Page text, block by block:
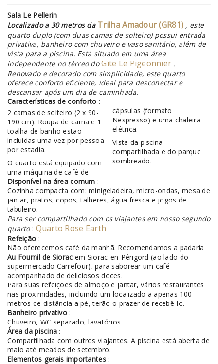
Sala Le Pellerin
Localizado a 30 metros da Trilha Amadour (GR81) , este
quarto duplo (com duas camas de solteiro) possui entrada
privativa, banheiro com chuveiro e vaso sanitário, além de
vista para a piscina. Está situado em uma área
independente no térreo do Gîte Le Pigeonnier .
Renovado e decorado com simplicidade, este quarto
oferece conforto eficiente, ideal para desconectar e
descansar após um dia de caminhada.
Características de conforto :
2 camas de solteiro (2 x 90-
190 cm). Roupa de cama e 1
toalha de banho estão
incluídas uma vez por pessoa
por estadia.
O quarto está equipado com
uma máquina de café de
cápsulas (formato
Nespresso) e uma chaleira
elétrica.
Vista da piscina
compartilhada e do parque
sombreado.
Disponível na área comum :
Cozinha compacta com: minigeladeira, micro-ondas, mesa de
jantar, pratos, copos, talheres, água fresca e jogos de
tabuleiro.
Para ser compartilhado com os viajantes em nosso segundo
quarto: Quarto Rose Earth .
Refeição :
Não oferecemos café da manhã. Recomendamos a padaria
Au Fournil de Siorac em Siorac-en-Périgord (ao lado do
supermercado Carrefour), para saborear um café
acompanhado de deliciosos doces.
Para suas refeições de almoço e jantar, vários restaurantes
nas proximidades, incluindo um localizado a apenas 100
metros de distância a pé, terão o prazer de recebê-lo.
Banheiro privativo :
Chuveiro, WC separado, lavatórios.
Área da piscina :
Compartilhada com outros viajantes. A piscina está aberta de
maio até meados de setembro.
Elementos gerais importantes: